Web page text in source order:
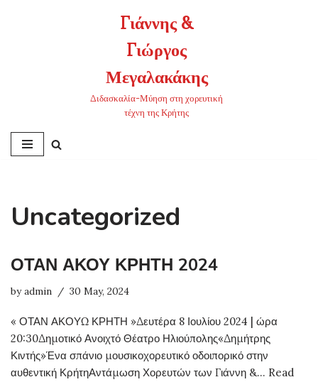
Γιάννης &
Γιώργος
Μεγαλακάκης
Διδασκαλία-Μύηση στη χορευτική
τέχνη της Κρήτης
Uncategorized
ΟΤΑΝ ΑΚΟΥ ΚΡΗΤΗ 2024
byadmin 30 May, 2024
« ΟΤΑΝ ΑΚΟΥΩ ΚΡΗΤΗ »Δευτέρα 8 Ιουλίου 2024 | ώρα
20:30Δημοτικό Ανοιχτό Θέατρο Ηλιούπολης«Δημήτρης
Κιντής»Ένα σπάνιο μουσικοχορευτικό οδοιπορικό στην
αυθεντική ΚρήτηΑντάμωση Χορευτών των Γιάννη &… Read